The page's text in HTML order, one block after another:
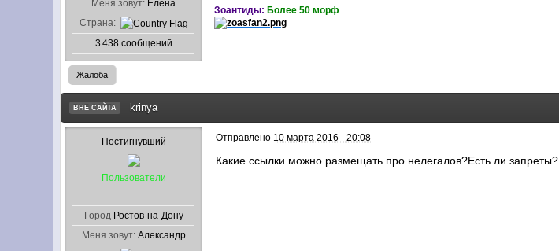
Меня зовут: Елена
Страна:
3 438 сообщений
Зоантиды: Более 50 морф
Жалоба
ВНЕ САЙТА krinya
Постигнувший
Пользователи
Город Ростов-на-Дону
Меня зовут: Александр
Отправлено 10 марта 2016 - 20:08
Какие ссылки можно размещать про нелегалов?Есть ли запреты?